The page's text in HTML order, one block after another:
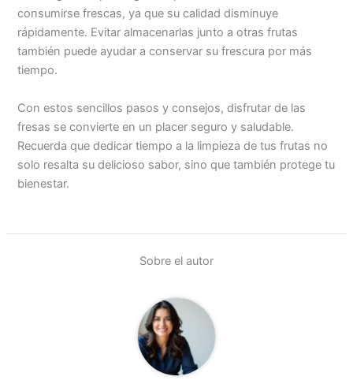
consumirse frescas, ya que su calidad disminuye
rápidamente. Evitar almacenarlas junto a otras frutas
también puede ayudar a conservar su frescura por más
tiempo.
Con estos sencillos pasos y consejos, disfrutar de las
fresas se convierte en un placer seguro y saludable.
Recuerda que dedicar tiempo a la limpieza de tus frutas no
solo resalta su delicioso sabor, sino que también protege tu
bienestar.
Sobre el autor